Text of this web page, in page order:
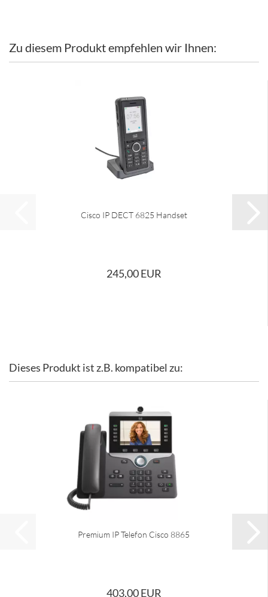
Zu diesem Produkt empfehlen wir Ihnen:
Cisco IP DECT 6825 Handset
245,00 EUR
Dieses Produkt ist z.B. kompatibel zu:
Premium IP Telefon Cisco 8865
403,00 EUR